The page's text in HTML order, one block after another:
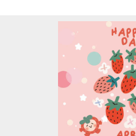
註冊、報名傳送門
https://www.cjcf.com.tw/
大安有APP囉~
長佳Sports+ APP傳送門⬇
https://reurl.cc/
https://reurl.cc/